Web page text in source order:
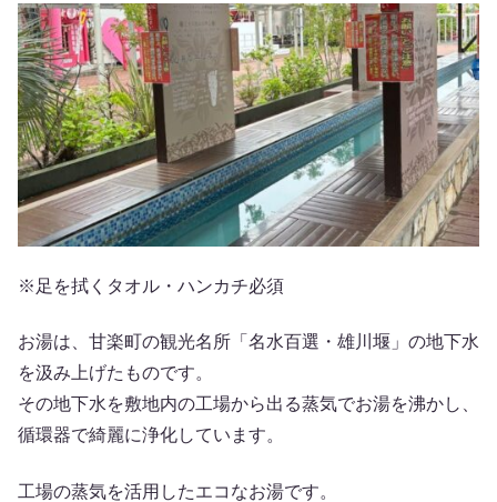
※足を拭くタオル・ハンカチ必須
お湯は、甘楽町の観光名所「名水百選・雄川堰」の地下水
を汲み上げたものです。
その地下水を敷地内の工場から出る蒸気でお湯を沸かし、
循環器で綺麗に浄化しています。
工場の蒸気を活用したエコなお湯です。